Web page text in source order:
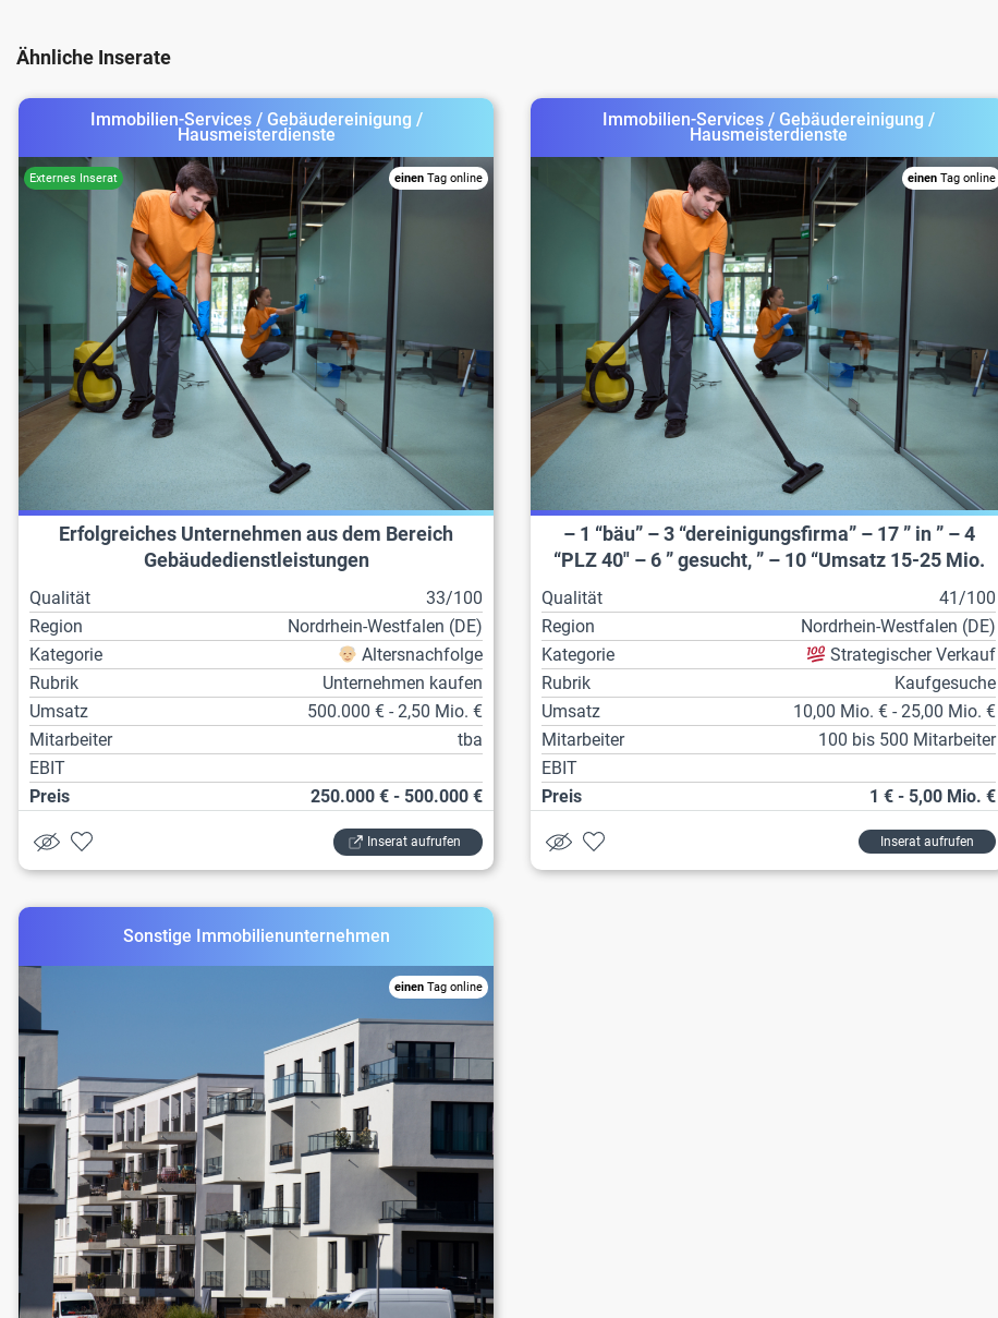
Ähnliche Inserate
Immobilien-Services / Gebäudereinigung /
Hausmeisterdienste
einen Tag online
Erfolgreiches Unternehmen aus dem Bereich
Gebäudedienstleistungen
Qualität
33/100
Region
Nordrhein-Westfalen (DE)
Kategorie
Altersnachfolge
Rubrik
Unternehmen kaufen
Umsatz
500.000 € - 2,50 Mio. €
Mitarbeiter
tba
EBIT
Preis
250.000 € - 500.000 €
Inserat aufrufen
Immobilien-Services / Gebäudereinigung /
Hausmeisterdienste
einenTag online
– 1 “bäu” – 3 “dereinigungsfirma” – 17 ” in ” – 4
“PLZ 40″ – 6 ” gesucht, ” – 10 “Umsatz 15-25 Mio.
Qualität
41/100
Region
Nordrhein-Westfalen (DE)
Kategorie
Strategischer Verkauf
Rubrik
Kaufgesuche
Umsatz
10,00 Mio. € - 25,00 Mio. €
Mitarbeiter
100 bis 500 Mitarbeiter
EBIT
Preis
1 € - 5,00 Mio. €
Inserat aufrufen
Sonstige Immobilienunternehmen
einen Tag online